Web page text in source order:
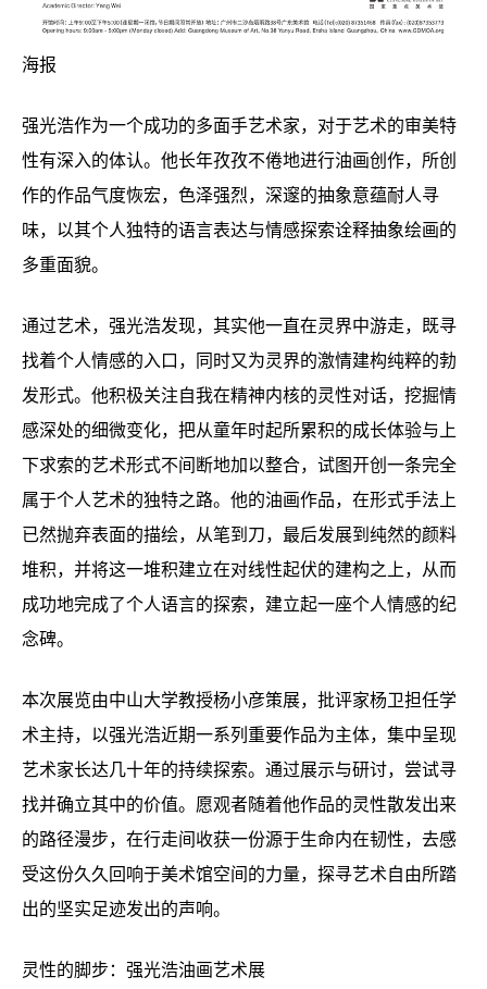
海报
强光浩作为一个成功的多面手艺术家，对于艺术的审美特
性有深入的体认。他长年孜孜不倦地进行油画创作，所创
作的作品气度恢宏，色泽强烈，深邃的抽象意蕴耐人寻
味，以其个人独特的语言表达与情感探索诠释抽象绘画的
多重面貌。
通过艺术，强光浩发现，其实他一直在灵界中游走，既寻
找着个人情感的入口，同时又为灵界的激情建构纯粹的勃
发形式。他积极关注自我在精神内核的灵性对话，挖掘情
感深处的细微变化，把从童年时起所累积的成长体验与上
下求索的艺术形式不间断地加以整合，试图开创一条完全
属于个人艺术的独特之路。他的油画作品，在形式手法上
已然抛弃表面的描绘，从笔到刀，最后发展到纯然的颜料
堆积，并将这一堆积建立在对线性起伏的建构之上，从而
成功地完成了个人语言的探索，建立起一座个人情感的纪
念碑。
本次展览由中山大学教授杨小彦策展，批评家杨卫担任学
术主持，以强光浩近期一系列重要作品为主体，集中呈现
艺术家长达几十年的持续探索。通过展示与研讨，尝试寻
找并确立其中的价值。愿观者随着他作品的灵性散发出来
的路径漫步，在行走间收获一份源于生命内在韧性，去感
受这份久久回响于美术馆空间的力量，探寻艺术自由所踏
出的坚实足迹发出的声响。
灵性的脚步：强光浩油画艺术展